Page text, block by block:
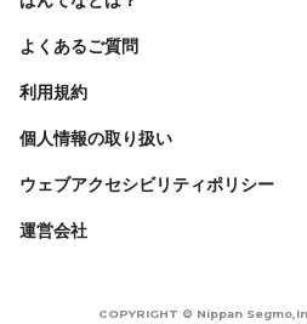
よくあるご質問
利用規約
個人情報の取り扱い
ウェブアクセシビリティポリシー
運営会社
COPYRIGHT © Nippan